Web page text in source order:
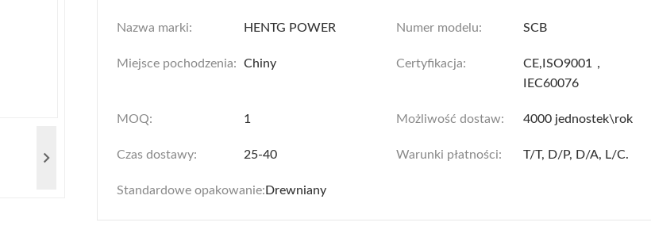
Nazwa marki: HENTG POWER Numer modelu: SCB
Miejsce pochodzenia: Chiny Certyfikacja:
CE,ISO9001，
IEC60076
MOQ: 1 Możliwość dostaw: 4000 jednostek\rok
Czas dostawy: 25-40 Warunki płatności: T/T, D/P, D/A, L/C.
Standardowe opakowanie: Drewniany